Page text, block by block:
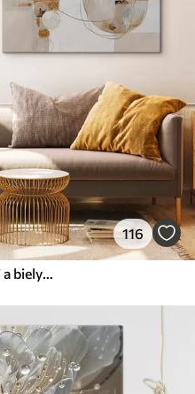
116
Textúrovaná maľba s béžovými a bielymi tvarmi